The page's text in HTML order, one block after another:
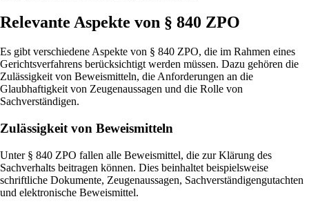
Relevante Aspekte von § 840 ZPO
Es gibt verschiedene Aspekte von § 840 ZPO, die im Rahmen eines
Gerichtsverfahrens berücksichtigt werden müssen. Dazu gehören die
Zulässigkeit von Beweismitteln, die Anforderungen an die
Glaubhaftigkeit von Zeugenaussagen und die Rolle von
Sachverständigen.
Zulässigkeit von Beweismitteln
Unter § 840 ZPO fallen alle Beweismittel, die zur Klärung des
Sachverhalts beitragen können. Dies beinhaltet beispielsweise
schriftliche Dokumente, Zeugenaussagen, Sachverständigengutachten
und elektronische Beweismittel.